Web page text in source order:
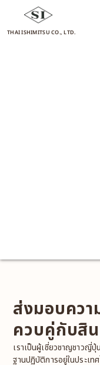
THAI ISHIMITSU CO., LTD.
ส่งมอบควา
ควบคู่กับสิ
เราเป็นผู้เชี่ยวชาญชาวญี่
ฐานปฏิบัติการอยู่ในประเท